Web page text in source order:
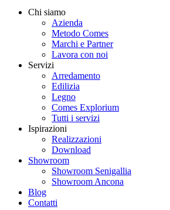
Close
Chi siamo
Azienda
Metodo Comes
Marchi e Partner
Lavora con noi
Servizi
Arredamento
Edilizia
Legno
Comes Explorium
Tutti i servizi
Ispirazioni
Realizzazioni
Download
Showroom
Showroom Senigallia
Showroom Ancona
Blog
Contatti